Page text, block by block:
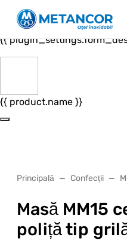
Close
{{
{{
{{ product.name }}
Principală Confecții
Masă MM15
poliță tip